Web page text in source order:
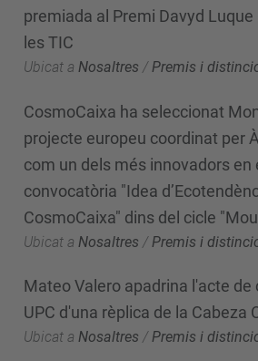
premiada al Premi Davyd Luque
les TIC
Ubicat a Nosaltres /Premis i
CosmoCaixa ha seleccionat
projecte europeu coordinat per
com un dels més innovadors en
convocatòria "Idea
CosmoCaixa" dins del cicle
Ubicat a Nosaltres / Premis i
Mateo Valero apadrina l'acte de
UPC d'una rèplica de la Cabeza
Ubicat a Nosaltres /Premis i